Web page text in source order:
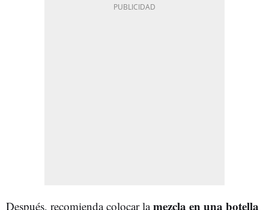
Después, recomienda colocar lamezcla en una botella